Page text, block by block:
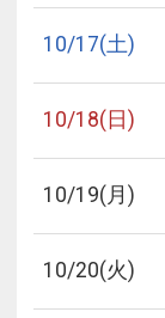
10/17(土)
10/18(日)
10/19(月)
10/20(火)